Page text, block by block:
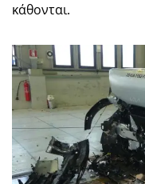
κάθονται.